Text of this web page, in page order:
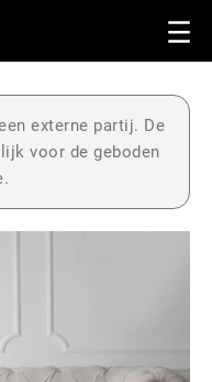
externe partij. De
voor de geboden